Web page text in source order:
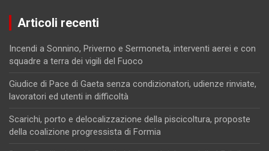
Articoli recenti
Incendi a Sonnino, Priverno e Sermoneta, interventi aerei e con
squadre a terra dei vigili del Fuoco
Giudice di Pace di Gaeta senza condizionatori, udienze rinviate,
lavoratori ed utenti in difficoltà
Scarichi, porto e delocalizzazione della piscicoltura, proposte
della coalizione progressista di Formia